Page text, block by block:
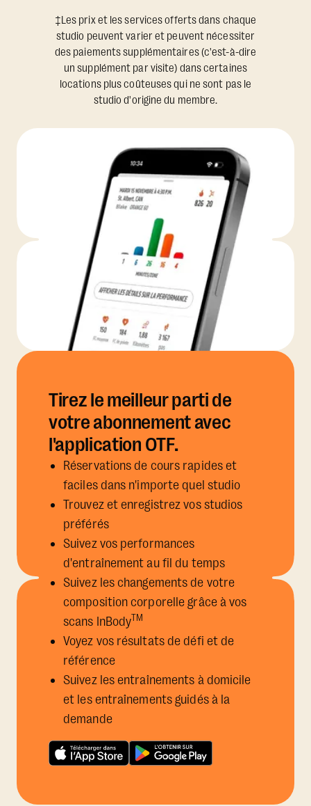
‡Les prix et les services offerts dans chaque
studio peuvent varier et peuvent nécessiter
des paiements supplémentaires (c'est-à-dire
un supplément par visite) dans certaines
locations plus coûteuses qui ne sont pas le
studio d'origine du membre.
Tirez le meilleur parti de
votre abonnement avec
l'application OTF.
Réservations de cours rapides et
faciles dans n'importe quel studio
Trouvez et enregistrez vos studios
préférés
Suivez vos performances
d'entraînement au fil du temps
Suivez les changements de votre
composition corporelle grâce à vos
scans InBodyTM
Voyez vos résultats de défi et de
référence
Suivez les entraînements à domicile
et les entraînements guidés à la
demande